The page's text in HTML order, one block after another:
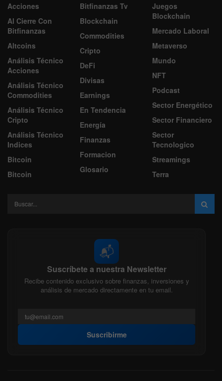
Acciones
Al Cierre Con
Bitfinanzas
Altcoins
Análisis Técnico
Acciones
Análisis Técnico
Commodities
Análisis Técnico
Cripto
Análisis Técnico
Indices
Bitcoin
Bitcoin
Bitfinanzas Tv
Blockchain
Commodities
Cripto
DeFi
Divisas
Earnings
En Tendencia
Energía
Finanzas
Formacion
Glosario
Juegos
Blockchain
Mercado Laboral
Metaverso
Mundo
NFT
Podcast
Sector Energético
Sector Financiero
Sector
Tecnologico
Streamings
Terra
📬
Suscríbete a nuestra Newsletter
Recibe contenido exclusivo sobre finanzas, inversiones y
análisis de mercado directamente en tu email.
Suscribirme